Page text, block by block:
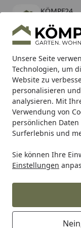
Unsere Seite
Technologien, um
Website zu
personalisieren
analysieren. Mit
Verwendung von
persönlichen
Surferlebnis und
Sie können Ihre
Einstellungen
KÖMPF24
kostenlos - Im
Alle Produkte
Mein Konto
Suchen
Karibu Pools
Starterset
Startseite
Wohnen &
EDEN